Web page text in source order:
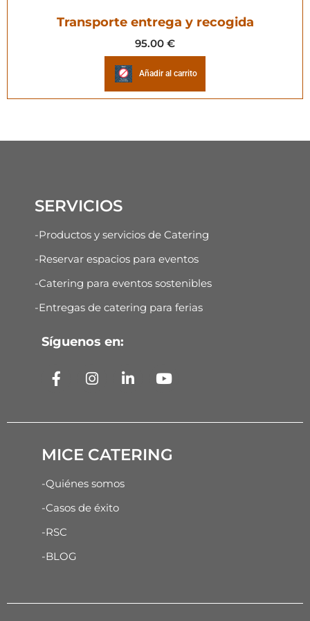
Transporte entrega y recogida
95.00 €
Añadir al carrito
SERVICIOS
-Productos y servicios de Catering
-Reservar espacios para eventos
-Catering para eventos sostenibles
-Entregas de catering para ferias
Síguenos en:
MICE CATERING
-Quiénes somos
-Casos de éxito
-RSC
-BLOG